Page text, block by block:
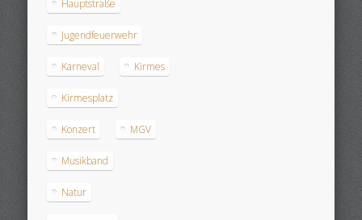
Hauptstraße
Jugendfeuerwehr
Karneval Kirmes
Kirmesplatz
Konzert MGV
Musikband
Natur